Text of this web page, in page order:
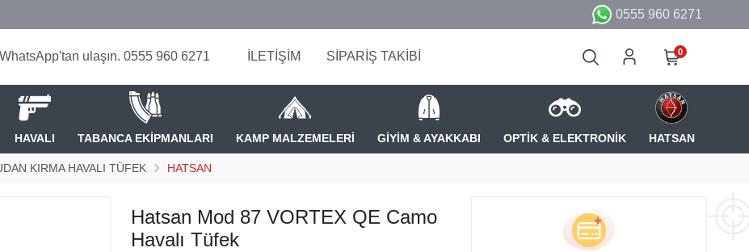
0555 960 6271
ulaşın. 0555 960 6271 İLETİŞİM SİPARİŞ TAKİBİ 0
HAVALI TABANCA EKİPMANLARI KAMP MALZEMELERİ GİYİM & AYAKKABI OPTİK & ELEKTRONİK HATSAN
KIRMA HAVALI TÜFEK HATSAN
Hatsan Mod 87 VORTEX QE Camo
Havalı Tüfek